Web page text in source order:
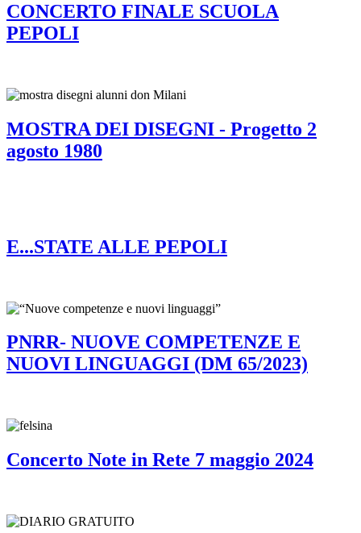
CONCERTO FINALE SCUOLA
PEPOLI
MOSTRA DEI DISEGNI - Progetto 2
agosto 1980
E...STATE ALLE PEPOLI
PNRR- NUOVE COMPETENZE E
NUOVI LINGUAGGI (DM 65/2023)
Concerto Note in Rete 7 maggio 2024